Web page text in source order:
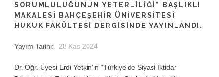
SORUMLULUĞUNUN YETERLILIĞI” BAŞLIKLI
MAKALESI BAHÇEŞEHIR ÜNIVERSITESI
HUKUK FAKÜLTESI DERGISINDE YAYINLANDI.
Yayım Tarihi: 28 Kas 2024
Dr. Öğr. Üyesi Erdi Yetkin’in “Türkiye’de Siyasi İktidar